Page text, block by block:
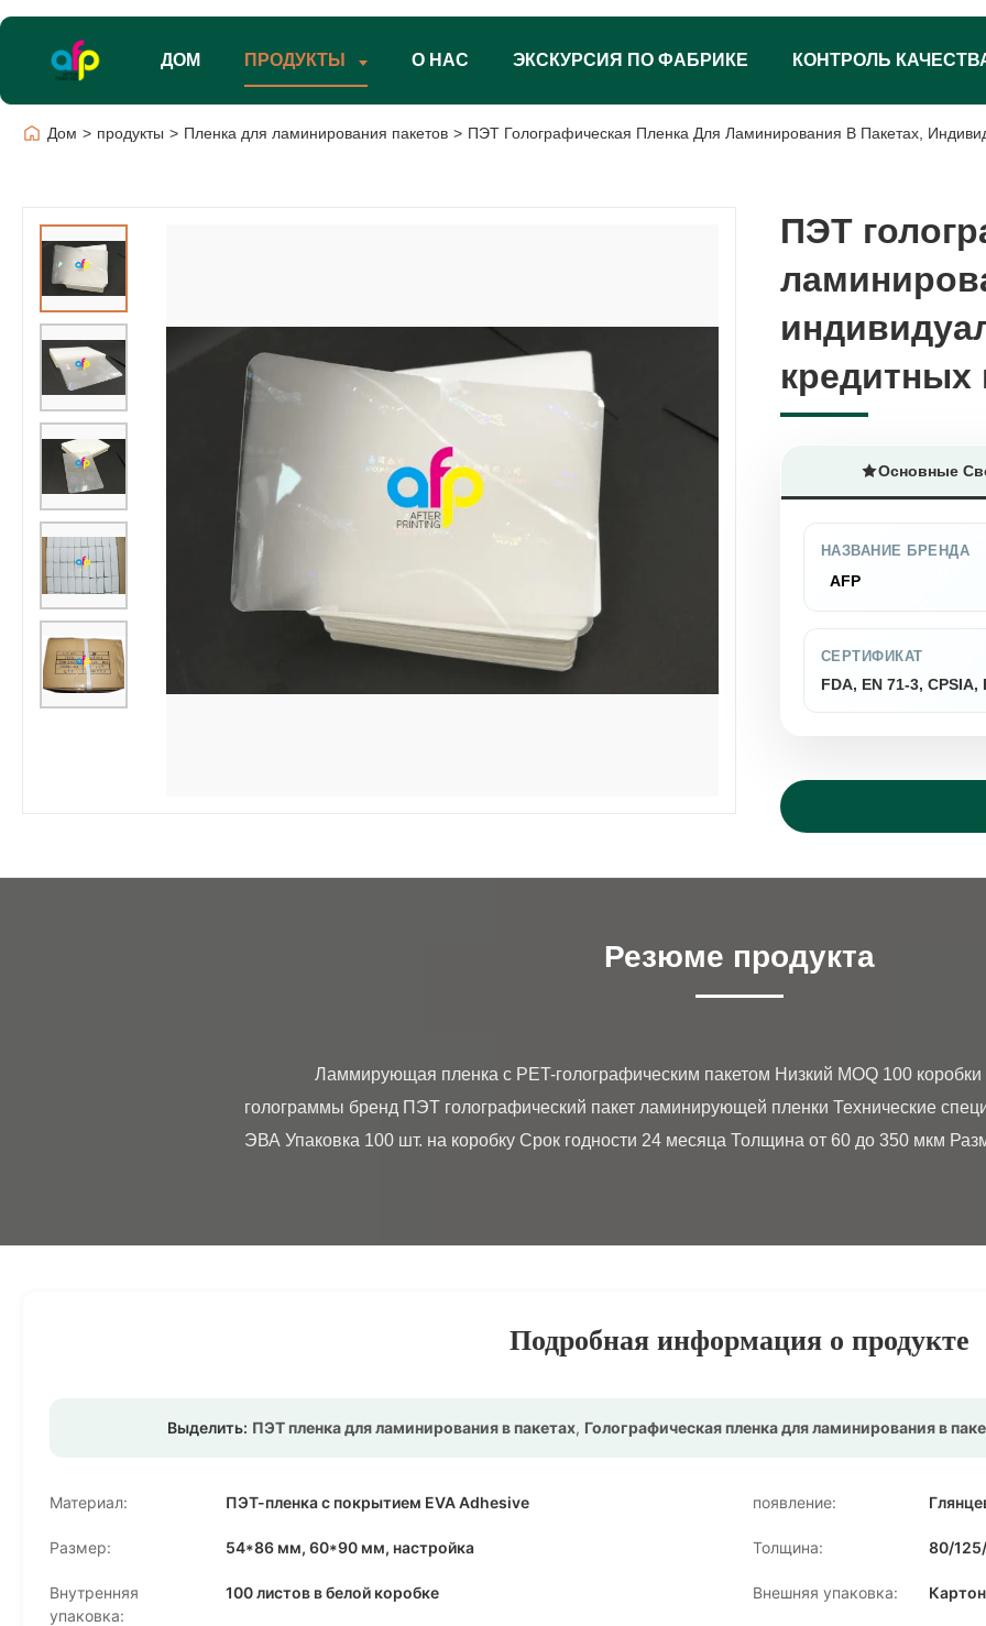
ДОМ ПРОДУКТЫ О НАС ЭКСКУРСИЯ ПО ФАБРИКЕ КОНТРОЛЬ
Дом > продукты > Пленка для ламинирования пакетов > ПЭТ Голографическая Пленка Для Ламинирования В Пакетах,
ПЭТ
кредитных
ПЭТ
кредитных
Основные
НАЗВАНИЕ БРЕНДА
AFP
СЕРТИФИКАТ
FDA, EN 71-3, CPSIA,
Резюме продукта
голограммы бренд ПЭТ голографический пакет ламинирующей пленки Технические
ЭВА Упаковка 100 шт. на коробку Срок годности 24 месяца Толщина от 60 до 350 мкм
Подробная информация о продукте
Выделить: ПЭТ пленка для ламинирования в пакетах, Голографическая пленка для ламинирования в
Материал: ПЭТ-пленка с покрытием EVA Adhesive появление:
Размер: 54*86 мм, 60*90 мм, настройка Толщина: 80/
Внутренняя
упаковка:
100 листов в белой коробке Внешняя упаковка: